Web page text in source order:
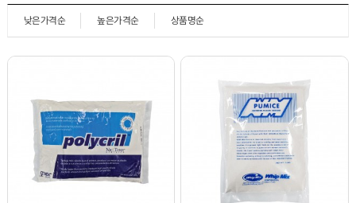
낮은가격순 높은가격순 상품명순